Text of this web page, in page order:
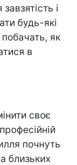
і
будь-які
як
в
своє
почнуть
близьких